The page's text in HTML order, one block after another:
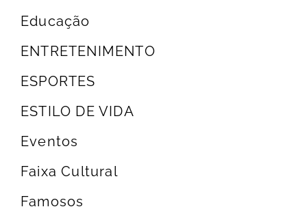
Educação
ENTRETENIMENTO
ESPORTES
ESTILO DE VIDA
Eventos
Faixa Cultural
Famosos